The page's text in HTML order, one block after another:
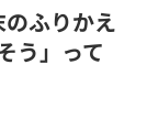
のふりかえ
う」って